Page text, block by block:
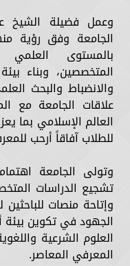
وعمل فضيلة الشيخ
الجامعة وفق رؤية
بالمستوى العلمي
المتخصصين، وبناء
والانضباط والبحث
علاقات الجامعة مع
العالم الإسلامي بما
للطلاب آفاقاً أرحب
وتولى الجامعة
تشجيع الدراسات
وإتاحة منصات
الجهود في تكوين
العلوم الشرعية
المعرفي المعاصر.